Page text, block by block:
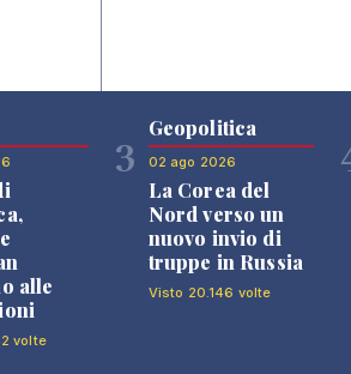
alle
volte
3
Geopolitica
02 ago 2026
La Corea del
Nord verso un
nuovo invio di
truppe in Russia
Visto 20.146 volte